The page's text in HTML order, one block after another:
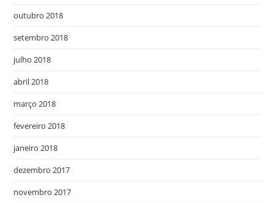
outubro 2018
setembro 2018
julho 2018
abril 2018
março 2018
fevereiro 2018
janeiro 2018
dezembro 2017
novembro 2017